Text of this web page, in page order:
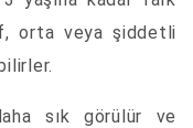
orta veya şiddetli
sık görülür ve